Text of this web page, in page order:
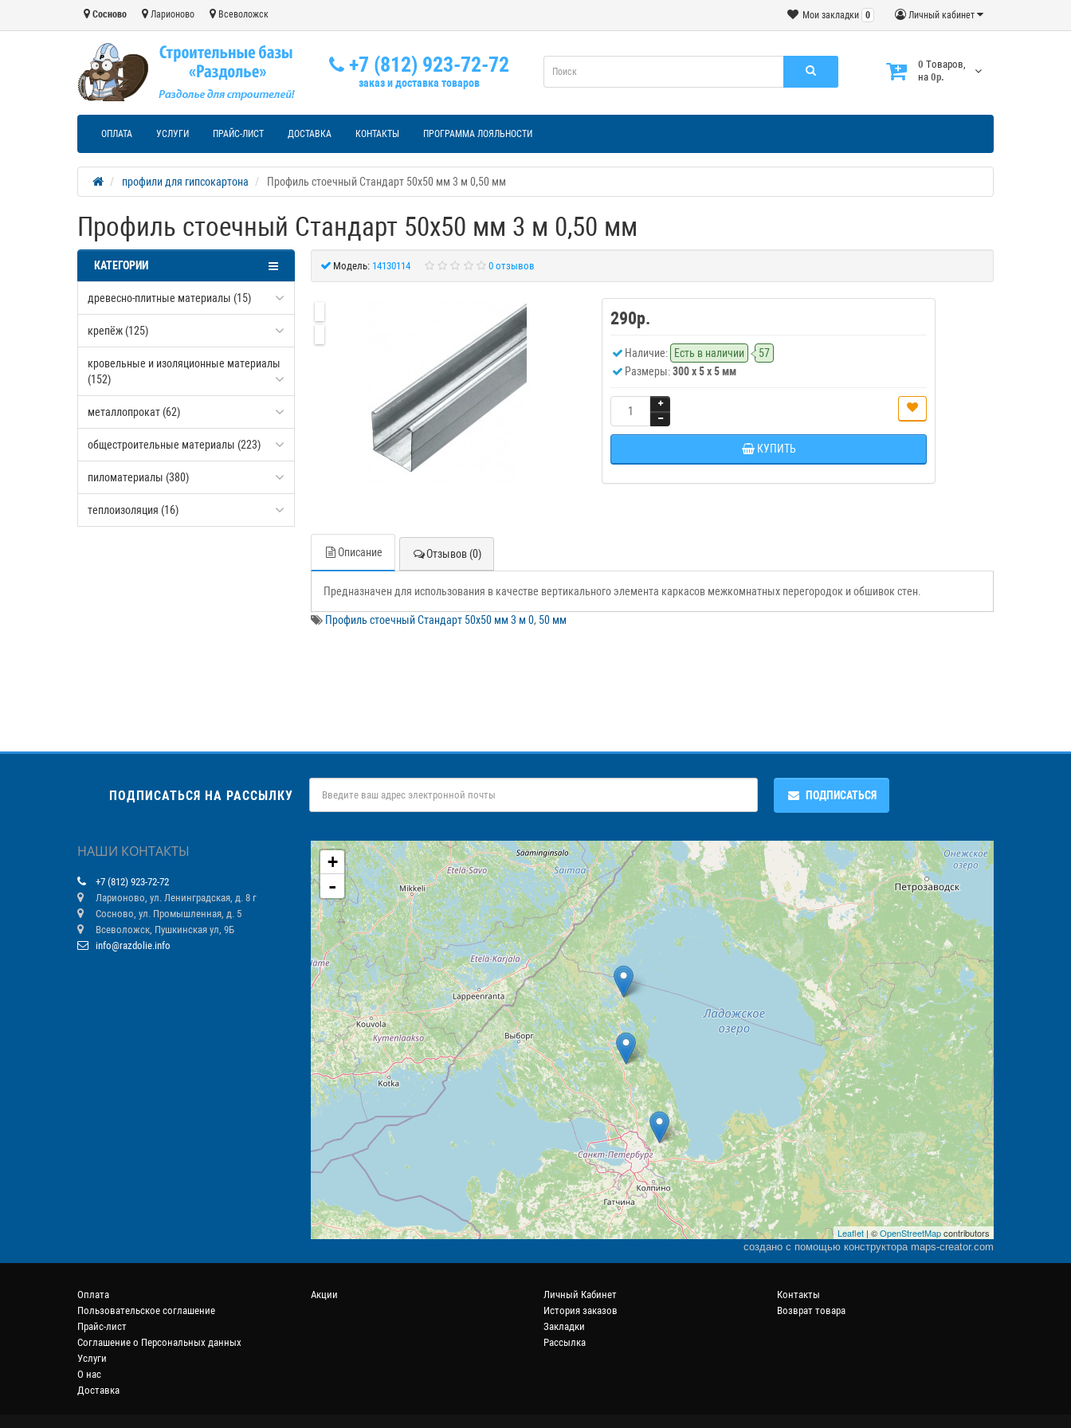
Сосново Ларионово Всеволожск Личный кабинет
Мои закладки 0
+7 (812) 923-72-72
заказ и доставка товаров
0 Tоваров,
на 0р.
ОПЛАТА УСЛУГИ ПРАЙС-ЛИСТ ДОСТАВКА КОНТАКТЫ ПРОГРАММА ЛОЯЛЬНОСТИ
профили для гипсокартона Профиль стоечный Стандарт 50х50 мм 3 м 0,50 мм
Профиль стоечный Стандарт 50х50 мм 3 м 0,50 мм
КАТЕГОРИИ
древесно-плитные материалы (15)
крепёж (125)
кровельные и изоляционные материалы
(152)
металлопрокат (62)
общестроительные материалы (223)
пиломатериалы (380)
теплоизоляция (16)
Модель: 14130114 0 отзывов
290р.
Наличие: Есть в наличии
57
Размеры:300 x 5 x 5 мм
КУПИТЬ
Описание Отзывов (0)
Предназначен для использования в качестве вертикального элемента каркасов межкомнатных перегородок и обшивок стен.
Профиль стоечный Стандарт 50х50 мм 3 м 0, 50 мм
ПОДПИСАТЬСЯ НА РАССЫЛКУ ПОДПИСАТЬСЯ
НАШИ КОНТАКТЫ
+7 (812) 923-72-72
Ларионово, ул. Ленинградская, д. 8 г
Сосново, ул. Промышленная, д. 5
Всеволожск, Пушкинская ул, 9Б
info@razdolie.info
+
-
Leaflet | ©OpenStreetMapcontributors
создано с помощью конструктора maps-creator.com
Оплата
Пользовательское соглашение
Прайс-лист
Соглашение о Персональных данных
Услуги
О нас
Доставка
Акции
Личный Кабинет
История заказов
Закладки
Рассылка
Контакты
Возврат товара